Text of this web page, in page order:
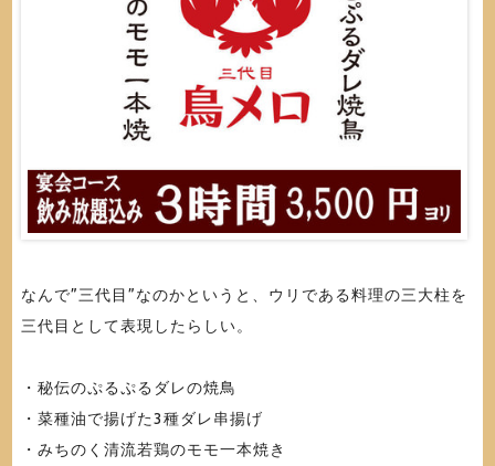
なんで”三代目”なのかというと、ウリである料理の三大柱を
三代目として表現したらしい。
・秘伝のぷるぷるダレの焼鳥
・菜種油で揚げた3種ダレ串揚げ
・みちのく清流若鶏のモモ一本焼き